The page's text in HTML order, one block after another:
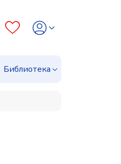
Библиотека